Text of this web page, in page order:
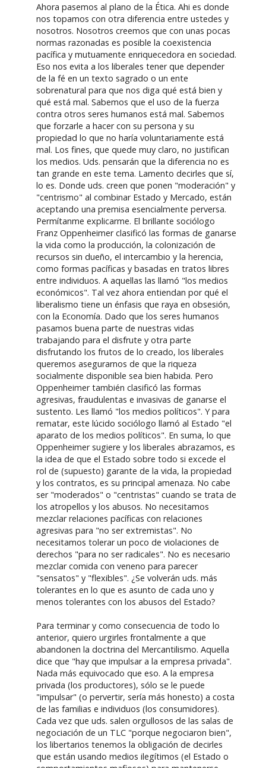
Ahora pasemos al plano de la Ética. Ahi es donde
nos topamos con otra diferencia entre ustedes y
nosotros. Nosotros creemos que con unas pocas
normas razonadas es posible la coexistencia
pacífica y mutuamente enriquecedora en sociedad.
Eso nos evita a los liberales tener que depender
de la fé en un texto sagrado o un ente
sobrenatural para que nos diga qué está bien y
qué está mal. Sabemos que el uso de la fuerza
contra otros seres humanos está mal. Sabemos
que forzarle a hacer con su persona y su
propiedad lo que no haría voluntariamente está
mal. Los fines, que quede muy claro, no justifican
los medios. Uds. pensarán que la diferencia no es
tan grande en este tema. Lamento decirles que sí,
lo es. Donde uds. creen que ponen "moderación" y
"centrismo" al combinar Estado y Mercado, están
aceptando una premisa esencialmente perversa.
Permítanme explicarme. El brillante sociólogo
Franz Oppenheimer clasificó las formas de ganarse
la vida como la producción, la colonización de
recursos sin dueño, el intercambio y la herencia,
como formas pacíficas y basadas en tratos libres
entre individuos. A aquellas las llamó "los medios
económicos". Tal vez ahora entiendan por qué el
liberalismo tiene un énfasis que raya en obsesión,
con la Economía. Dado que los seres humanos
pasamos buena parte de nuestras vidas
trabajando para el disfrute y otra parte
disfrutando los frutos de lo creado, los liberales
queremos asegurarnos de que la riqueza
socialmente disponible sea bien habida. Pero
Oppenheimer también clasificó las formas
agresivas, fraudulentas e invasivas de ganarse el
sustento. Les llamó "los medios políticos". Y para
rematar, este lúcido sociólogo llamó al Estado "el
aparato de los medios políticos". En suma, lo que
Oppenheimer sugiere y los liberales abrazamos, es
la idea de que el Estado sobre todo si excede el
rol de (supuesto) garante de la vida, la propiedad
y los contratos, es su principal amenaza. No cabe
ser "moderados" o "centristas" cuando se trata de
los atropellos y los abusos. No necesitamos
mezclar relaciones pacíficas con relaciones
agresivas para "no ser extremistas". No
necesitamos tolerar un poco de violaciones de
derechos "para no ser radicales". No es necesario
mezclar comida con veneno para parecer
"sensatos" y "flexibles". ¿Se volverán uds. más
tolerantes en lo que es asunto de cada uno y
menos tolerantes con los abusos del Estado?
Para terminar y como consecuencia de todo lo
anterior, quiero urgirles frontalmente a que
abandonen la doctrina del Mercantilismo. Aquella
dice que "hay que impulsar a la empresa privada".
Nada más equivocado que eso. A la empresa
privada (los productores), sólo se le puede
"impulsar" (o pervertir, sería más honesto) a costa
de las familias e individuos (los consumidores).
Cada vez que uds. salen orgullosos de las salas de
negociación de un TLC "porque negociaron bien",
los libertarios tenemos la obligación de decirles
que están usando medios ilegítimos (el Estado o